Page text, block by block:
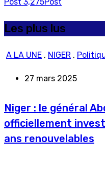
Les plus lus
A LA UNE , NIGER ,
27 mars 2025
Niger : le général
officiellement
ans renouvelables